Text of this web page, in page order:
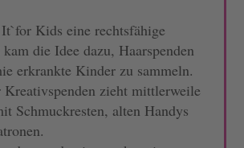
Kids eine rechtsfähige
die Idee dazu, Haarspenden
erkrankte Kinder zu sammeln.
zieht mittlerweile
Schmuckresten, alten Handys